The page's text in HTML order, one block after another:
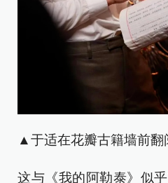
▲于适在花瓣古籍墙前翻
这与《我的阿勒泰》似